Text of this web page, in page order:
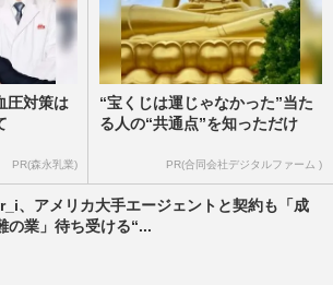
圧対策は
PR(森永乳業)
“宝くじは運じゃなかった”当た
る人の“共通点”を知っただけ
PR(合同会社デジタルファーム )
、アメリカ大手エージェントと契約も「成
の業」待ち受ける“...